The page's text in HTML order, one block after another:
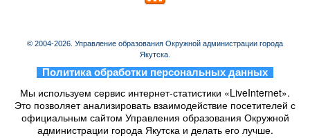
© 2004-2026. Управление образования Окружной администрации города
Якутска.
Политика обработки персональных данных
Мы используем сервис интернет-статистики «LiveInternet».
Это позволяет анализировать взаимодействие посетителей с
официальным сайтом Управления образования Окружной
администрации города Якутска и делать его лучше.